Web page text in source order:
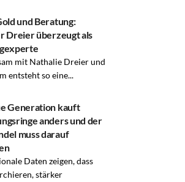
und Beratung:
Dreier überzeugt als
mit Nathalie Dreier und
entsteht so eine...
Generation kauft
anders und der
muss darauf
Daten zeigen, dass
stärker